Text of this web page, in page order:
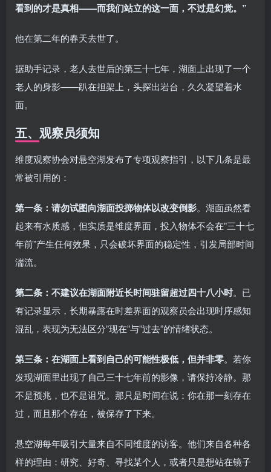
看到的才是真相——而我们站立的这一面，不过是幻觉。”
他在第二年的春天去世了。
据助手记录，老人去世后的第三十七年，湖面上出现了一个
老人的身影——趴在担架上，头探出岩台，久久凝望着水
面。
五、观察员须知
维度观察协会对悬空湖发布了专项观察指引，以下几条是最
常被引用的：
第一条：请勿试图向湖面投掷物体以改变倒影。湖面虽然看
起来有水质感，但实质是维度界面，投入物体不会在”三十七
年前”产生任何效果，只会破坏界面的稳定性，引发局部时间
湍流。
第二条：不建议在湖面附近长时间驻留超过四十八小时。已
有记录显示，长期暴露在时差界面的观察员会出现时序感知
混乱，表现为无法区分”现在”与”过去”的情绪状态。
第三条：在湖面上看到自己的可能性极低，但并非零。若你
发现湖面里出现了自己三十七年前的影像，请保持冷静。那
不是预兆，也不是诅咒。那只是时间在说：你在那一刻存在
过，而且那个存在，被保存了下来。
悬空湖每年吸引大量来自不同维度的访客。他们来自各种各
样的理由：研究、好奇、寻找某个人，或者只是想站在镜子